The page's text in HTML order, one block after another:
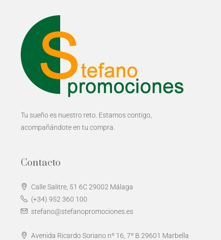
Tu sueño es nuestro reto. Estamos contigo,
acompañándote en tu compra.
Contacto
Calle Salitre, 51 6C 29002 Málaga
(+34) 952 360 100
stefano@stefanopromociones.es
Avenida Ricardo Soriano nº 16, 7º B 29601 Marbella